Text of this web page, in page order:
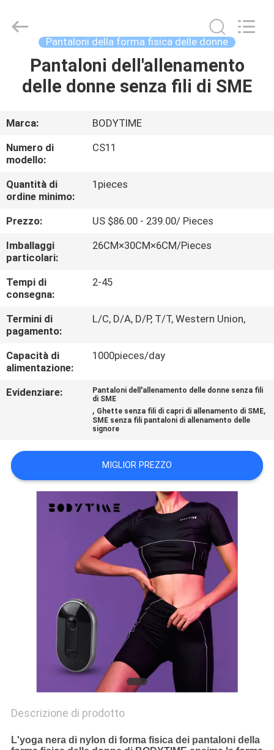
CASA
CIRCA
NOI
GIRO
DELLA
FABBRICA
CONTROLLO
DI
QUALITÀ
CONTATTICI
RICHIEDA
PRIVACY
POLICY
Fumao
Technology
Pantaloni della forma fisica delle donne
Pantaloni dell'allenamento
delle donne senza fili di SME
Marca:
BODYTIME
Numero di
modello:
CS11
Quantità di
ordine minimo:
1pieces
Prezzo:
US $86.00 - 239.00/ Pieces
Imballaggi
particolari:
26CM×30CM×6CM/Pieces
Tempi di
consegna:
2-45
Termini di
pagamento:
L/C, D/A, D/P, T/T, Western Union,
Capacità di
alimentazione:
1000pieces/day
Evidenziare:
Pantaloni dell'allenamento delle donne senza fili
di SME
, Ghette senza fili di capri di allenamento di SME,
SME senza fili pantaloni di allenamento delle
signore
MIGLIOR PREZZO
Descrizione di prodotto
L'yoga nera di nylon di forma fisica dei pantaloni della